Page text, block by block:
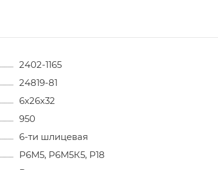
2402-1165
24819-81
6х26х32
950
6-ти шлицевая
Р6М5, Р6М5К5, Р18